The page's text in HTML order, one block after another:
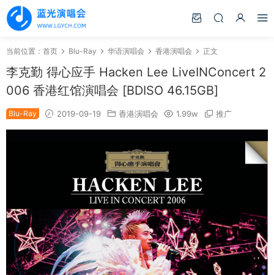
当前位置： 首页 Blu-Ray 华语演唱会 香港演唱会 正文
李克勤 得心应手 Hacken Lee LiveINConcert 2
006 香港红馆演唱会 [BDISO 46.15GB]
Blu-Ray 2019-09-19 香港演唱会 1.99w 推广